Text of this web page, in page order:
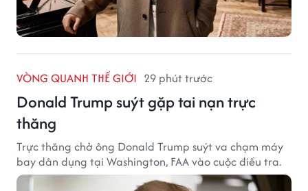
VÒNG QUANH THẾ GIỚI 29 phút trước
Donald Trump suýt gặp tai nạn trực
thăng
Trực thăng chở ông Donald Trump suýt va chạm máy
bay dân dụng tại Washington, FAA vào cuộc điều tra.